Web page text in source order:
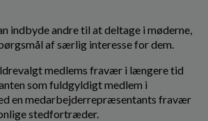
indbyde andre til at deltage i møderne,
af særlig interesse for dem.
medlems fravær i længere tid
som fuldgyldigt medlem i
en medarbejderrepræsentants fravær
stedfortræder.